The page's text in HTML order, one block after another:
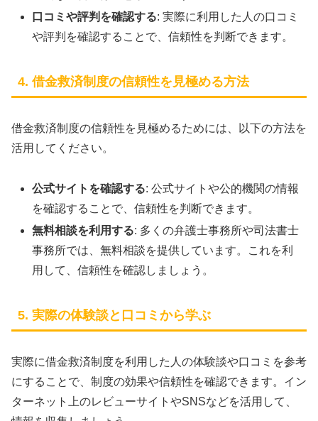
口コミや評判を確認する: 実際に利用した人の口コミ
や評判を確認することで、信頼性を判断できます。
4. 借金救済制度の信頼性を見極める方法
借金救済制度の信頼性を見極めるためには、以下の方法を
活用してください。
公式サイトを確認する: 公式サイトや公的機関の情報
を確認することで、信頼性を判断できます。
無料相談を利用する: 多くの弁護士事務所や司法書士
事務所では、無料相談を提供しています。これを利
用して、信頼性を確認しましょう。
5. 実際の体験談と口コミから学ぶ
実際に借金救済制度を利用した人の体験談や口コミを参考
にすることで、制度の効果や信頼性を確認できます。イン
ターネット上のレビューサイトやSNSなどを活用して、